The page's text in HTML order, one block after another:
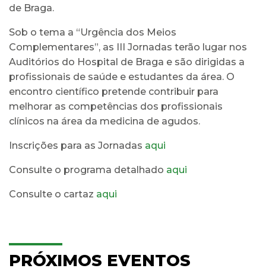
de Braga.
Sob o tema a “Urgência dos Meios
Complementares”, as III Jornadas terão lugar nos
Auditórios do Hospital de Braga e são dirigidas a
profissionais de saúde e estudantes da área. O
encontro científico pretende contribuir para
melhorar as competências dos profissionais
clínicos na área da medicina de agudos.
Inscrições para as Jornadas aqui
Consulte o programa detalhado aqui
Consulte o cartaz aqui
PRÓXIMOS EVENTOS